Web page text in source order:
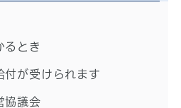
るとき
付が受けられます
協議会